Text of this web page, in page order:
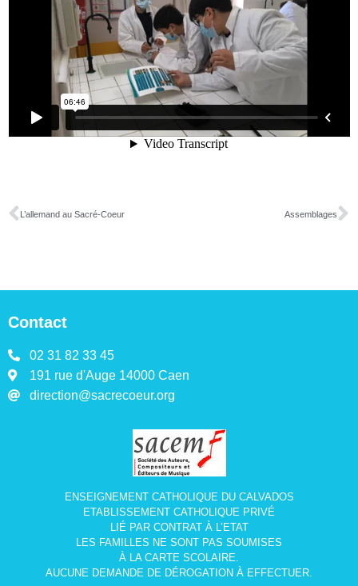
L’allemand au Sacré-Coeur Assemblages
Contact
02 31 82 33 45
191 rue d'Auge 14000 Caen
direction@sacrecoeur.org
ENSEIGNEMENT CATHOLIQUE DU CALVADOS
ETABLISSEMENT CATHOLIQUE PRIVÉ
LIÉ PAR CONTRAT À L’ETAT
LES FAMILLES NE SONT PAS SOUMISES
À LA CARTE SCOLAIRE.
AUCUNE DEMANDE DE DÉROGATION À EFFECTUER.